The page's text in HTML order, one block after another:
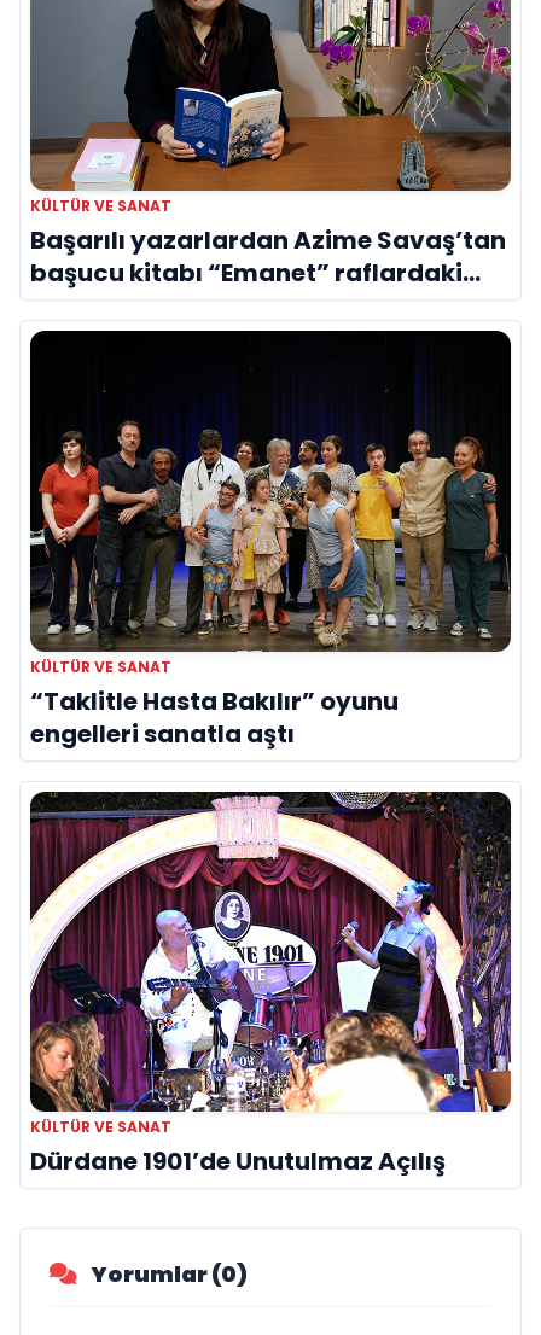
KÜLTÜR VE SANAT
Başarılı yazarlardan Azime Savaş’tan
başucu kitabı “Emanet” raflardaki
yerini aldı
KÜLTÜR VE SANAT
“Taklitle Hasta Bakılır” oyunu
engelleri sanatla aştı
KÜLTÜR VE SANAT
Dürdane 1901’de Unutulmaz Açılış
Yorumlar (0)